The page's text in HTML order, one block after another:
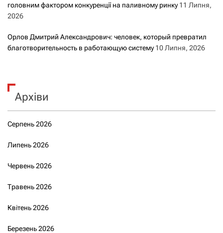
головним фактором конкуренції на паливному ринку 11 Липня,
2026
Орлов Дмитрий Александрович: человек, который превратил
благотворительность в работающую систему 10 Липня, 2026
Архіви
Серпень 2026
Липень 2026
Червень 2026
Травень 2026
Квітень 2026
Березень 2026